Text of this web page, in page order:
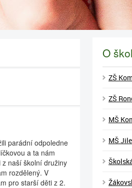
parádní odpoledne
a ta nám
naší školní družiny
rozdělený. V
pro starší děti z 2.
O
ZŠ
ZŠ
MŠ
MŠ